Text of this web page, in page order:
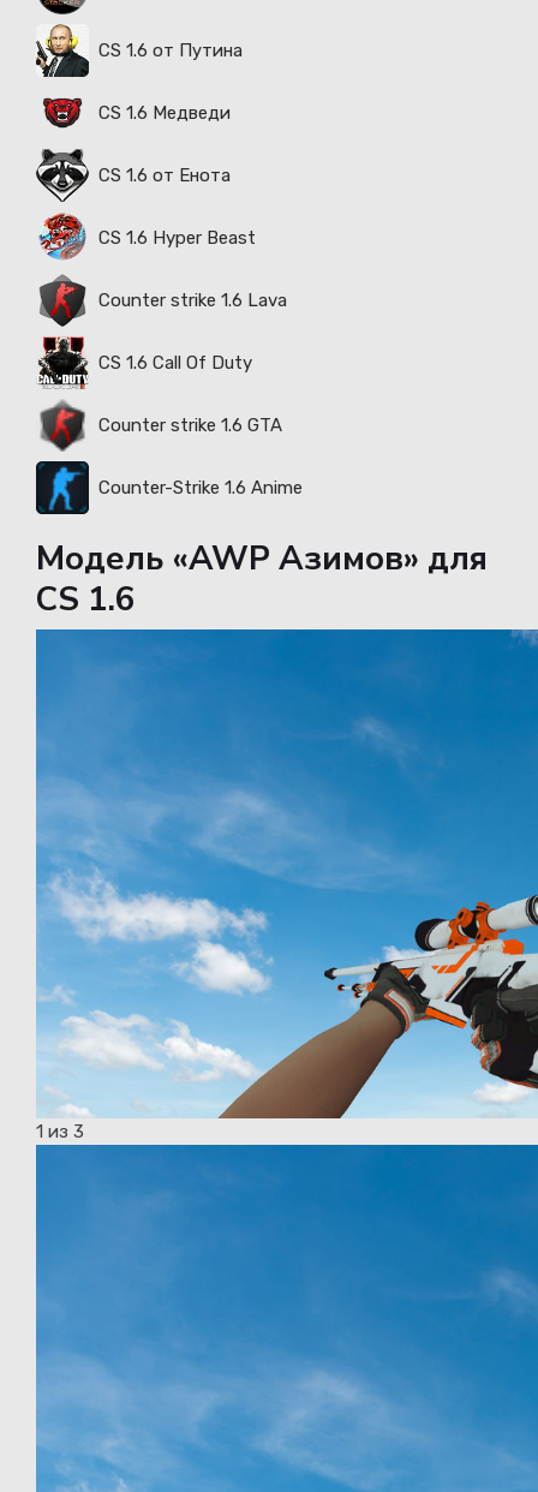
CS 1.6 от Путина
CS 1.6 Медведи
CS 1.6 от Енота
CS 1.6 Hyper Beast
Counter strike 1.6 Lava
CS 1.6 Call Of Duty
Counter strike 1.6 GTA
Counter-Strike 1.6 Anime
Модель «AWP Азимов» для
CS 1.6
1 из 3